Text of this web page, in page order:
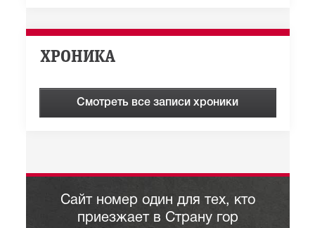
ХРОНИКА
Смотреть все записи хроники
Сайт номер один для тех, кто
приезжает в Страну гор